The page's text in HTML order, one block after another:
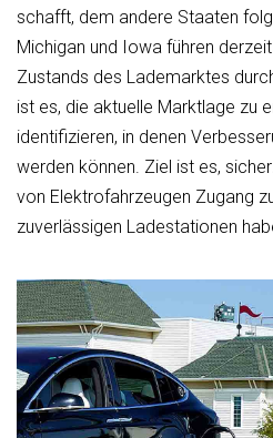
schafft, dem andere Staaten
Michigan und Iowa führen
Zustands des Lademarktes
ist es, die aktuelle Marktlage zu
identifizieren, in denen
werden können. Ziel ist es,
von Elektrofahrzeugen Zugang
zuverlässigen Ladestationen